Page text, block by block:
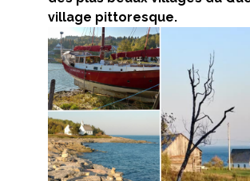
village pittoresque.